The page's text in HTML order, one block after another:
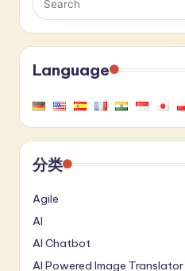
Language
分类
Agile
AI
AI Chatbot
AI Powered Image Translator